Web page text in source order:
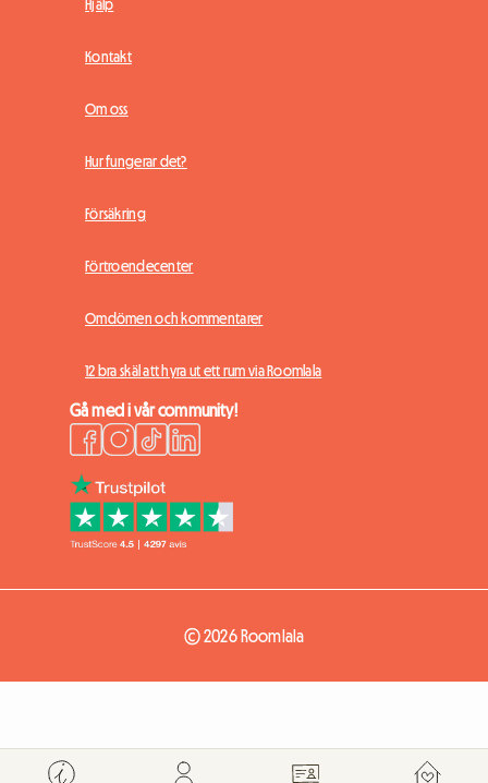
Hjälp
Kontakt
Om oss
Hur fungerar det?
Försäkring
Förtroendecenter
Omdömen och kommentarer
12 bra skäl att hyra ut ett rum via Roomlala
Gå med i vår community!
© 2026 Roomlala